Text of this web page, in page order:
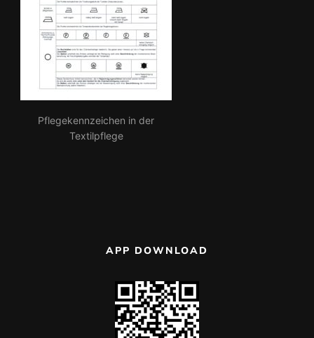
Pflegekennzeichen in der
Textilpflege
APP DOWNLOAD